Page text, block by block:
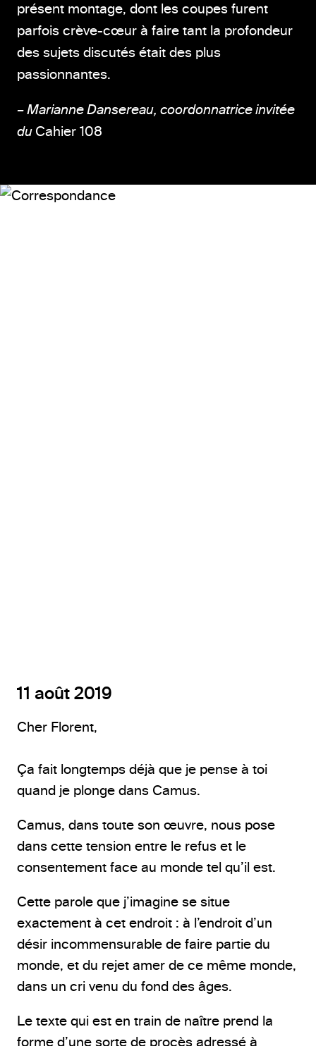
présent montage, dont les coupes furent
parfois crève-cœur à faire tant la profondeur
des sujets discutés était des plus
passionnantes.
– Marianne Dansereau, coordonnatrice invitée
du Cahier 108
11 août 2019
Cher Florent,
Ça fait longtemps déjà que je pense à toi
quand je plonge dans Camus.
Camus, dans toute son œuvre, nous pose
dans cette tension entre le refus et le
consentement face au monde tel qu’il est.
Cette parole que j’imagine se situe
exactement à cet endroit : à l’endroit d’un
désir incommensurable de faire partie du
monde, et du rejet amer de ce même monde,
dans un cri venu du fond des âges.
Le texte qui est en train de naître prend la
forme d’une sorte de procès adressé à